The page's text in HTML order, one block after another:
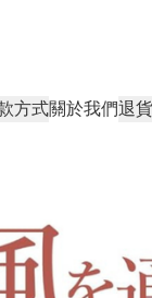
方式關於我們退